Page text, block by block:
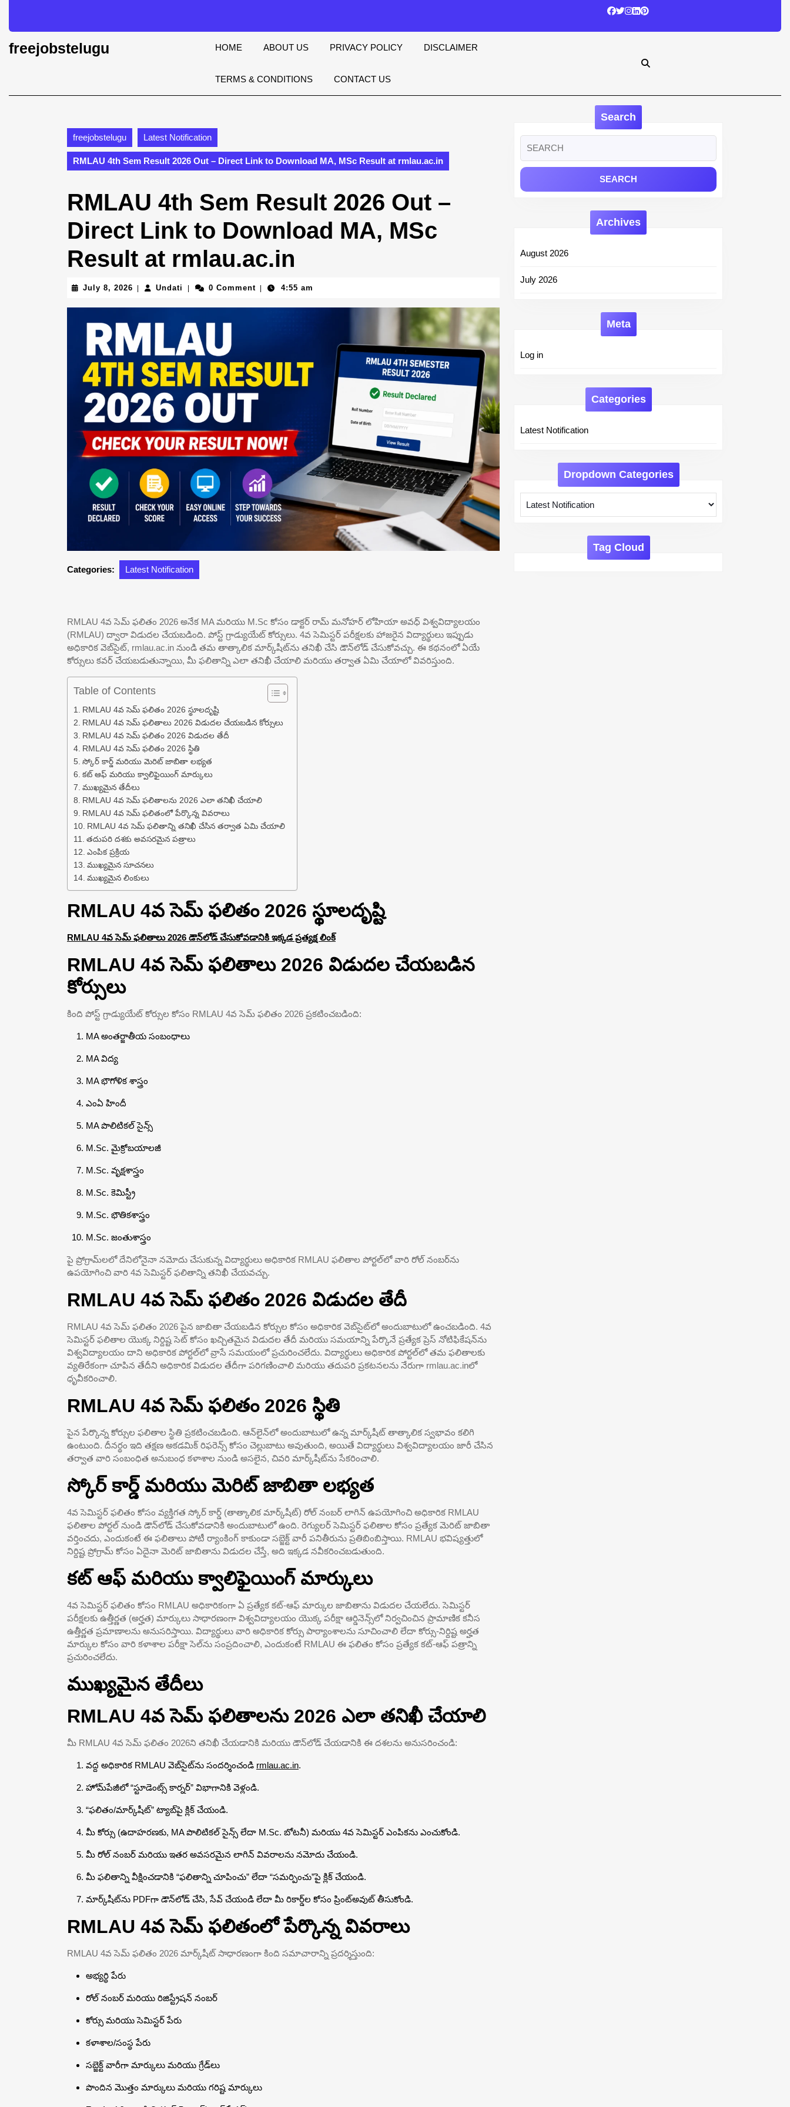
content
Skip
to
freejobstelugu HOME ABOUT US PRIVACY POLICY DISCLAIMER
TERMS & CONDITIONS CONTACT US
freejobstelugu Latest Notification
RMLAU 4th Sem Result 2026 Out – Direct Link to Download MA, MSc Result at rmlau.ac.in
RMLAU 4th Sem Result 2026 Out –
Direct Link to Download MA, MSc
Result at rmlau.ac.in
July 8, 2026 July
2026
Undati Undati0 Comment 4:55 am
Categories: Latest Notification
RMLAU 4వ సెమ్ ఫలితం 2026 అనేక MA మరియు M.Sc కోసం డాక్టర్ రామ్ మనోహర్ లోహియా అవధ్ విశ్వవిద్యాలయం
(RMLAU) ద్వారా విడుదల చేయబడింది. పోస్ట్ గ్రాడ్యుయేట్ కోర్సులు. 4వ సెమిస్టర్ పరీక్షలకు హాజరైన విద్యార్థులు ఇప్పుడు
అధికారిక వెబ్‌సైట్, rmlau.ac.in నుండి తమ తాత్కాలిక మార్క్‌షీట్‌ను తనిఖీ చేసి డౌన్‌లోడ్ చేసుకోవచ్చు. ఈ కథనంలో ఏయే
కోర్సులు కవర్ చేయబడుతున్నాయి, మీ ఫలితాన్ని ఎలా తనిఖీ చేయాలి మరియు తర్వాత ఏమి చేయాలో వివరిస్తుంది.
Table of Contents
RMLAU 4వ సెమ్ ఫలితం 2026 స్థూలదృష్టి
RMLAU 4వ సెమ్ ఫలితాలు 2026 విడుదల చేయబడిన కోర్సులు
RMLAU 4వ సెమ్ ఫలితం 2026 విడుదల తేదీ
RMLAU 4వ సెమ్ ఫలితం 2026 స్థితి
స్కోర్ కార్డ్ మరియు మెరిట్ జాబితా లభ్యత
కట్ ఆఫ్ మరియు క్వాలిఫైయింగ్ మార్కులు
ముఖ్యమైన తేదీలు
RMLAU 4వ సెమ్ ఫలితాలను 2026 ఎలా తనిఖీ చేయాలి
RMLAU 4వ సెమ్ ఫలితంలో పేర్కొన్న వివరాలు
RMLAU 4వ సెమ్ ఫలితాన్ని తనిఖీ చేసిన తర్వాత ఏమి చేయాలి
తదుపరి దశకు అవసరమైన పత్రాలు
ఎంపిక ప్రక్రియ
ముఖ్యమైన సూచనలు
ముఖ్యమైన లింకులు
RMLAU 4వ సెమ్ ఫలితం 2026 స్థూలదృష్టి
RMLAU 4వ సెమ్ ఫలితాలు 2026 డౌన్‌లోడ్ చేసుకోవడానికి ఇక్కడ ప్రత్యక్ష లింక్
RMLAU 4వ సెమ్ ఫలితాలు 2026 విడుదల చేయబడిన
కోర్సులు
కింది పోస్ట్ గ్రాడ్యుయేట్ కోర్సుల కోసం RMLAU 4వ సెమ్ ఫలితం 2026 ప్రకటించబడింది:
MA అంతర్జాతీయ సంబంధాలు
MA విద్య
MA భౌగోళిక శాస్త్రం
ఎంఏ హిందీ
MA పొలిటికల్ సైన్స్
M.Sc. మైక్రోబయాలజీ
M.Sc. వృక్షశాస్త్రం
M.Sc. కెమిస్ట్రీ
M.Sc. భౌతికశాస్త్రం
M.Sc. జంతుశాస్త్రం
పై ప్రోగ్రామ్‌లలో దేనిలోనైనా నమోదు చేసుకున్న విద్యార్థులు అధికారిక RMLAU ఫలితాల పోర్టల్‌లో వారి రోల్ నంబర్‌ను
ఉపయోగించి వారి 4వ సెమిస్టర్ ఫలితాన్ని తనిఖీ చేయవచ్చు.
RMLAU 4వ సెమ్ ఫలితం 2026 విడుదల తేదీ
RMLAU 4వ సెమ్ ఫలితం 2026 పైన జాబితా చేయబడిన కోర్సుల కోసం అధికారిక వెబ్‌సైట్‌లో అందుబాటులో ఉంచబడింది. 4వ
సెమిస్టర్ ఫలితాల యొక్క నిర్దిష్ట సెట్ కోసం ఖచ్చితమైన విడుదల తేదీ మరియు సమయాన్ని పేర్కొనే ప్రత్యేక ప్రెస్ నోటిఫికేషన్‌ను
విశ్వవిద్యాలయం దాని అధికారిక పోర్టల్‌లో వ్రాసే సమయంలో ప్రచురించలేదు. విద్యార్థులు అధికారిక పోర్టల్‌లో తమ ఫలితాలకు
వ్యతిరేకంగా చూపిన తేదీని అధికారిక విడుదల తేదీగా పరిగణించాలి మరియు తదుపరి ప్రకటనలను నేరుగా rmlau.ac.inలో
ధృవీకరించాలి.
RMLAU 4వ సెమ్ ఫలితం 2026 స్థితి
పైన పేర్కొన్న కోర్సుల ఫలితాల స్థితి ప్రకటించబడింది. ఆన్‌లైన్‌లో అందుబాటులో ఉన్న మార్క్‌షీట్ తాత్కాలిక స్వభావం కలిగి
ఉంటుంది. దీనర్థం ఇది తక్షణ అకడమిక్ రిఫరెన్స్ కోసం చెల్లుబాటు అవుతుంది, అయితే విద్యార్థులు విశ్వవిద్యాలయం జారీ చేసిన
తర్వాత వారి సంబంధిత అనుబంధ కళాశాల నుండి అసలైన, చివరి మార్క్‌షీట్‌ను సేకరించాలి.
స్కోర్ కార్డ్ మరియు మెరిట్ జాబితా లభ్యత
4వ సెమిస్టర్ ఫలితం కోసం వ్యక్తిగత స్కోర్ కార్డ్ (తాత్కాలిక మార్క్‌షీట్) రోల్ నంబర్ లాగిన్ ఉపయోగించి అధికారిక RMLAU
ఫలితాల పోర్టల్ నుండి డౌన్‌లోడ్ చేసుకోవడానికి అందుబాటులో ఉంది. రెగ్యులర్ సెమిస్టర్ ఫలితాల కోసం ప్రత్యేక మెరిట్ జాబితా
వర్తించదు, ఎందుకంటే ఈ ఫలితాలు పోటీ ర్యాంకింగ్ కాకుండా సబ్జెక్ట్ వారీ పనితీరును ప్రతిబింబిస్తాయి. RMLAU భవిష్యత్తులో
నిర్దిష్ట ప్రోగ్రామ్ కోసం ఏదైనా మెరిట్ జాబితాను విడుదల చేస్తే, అది ఇక్కడ నవీకరించబడుతుంది.
కట్ ఆఫ్ మరియు క్వాలిఫైయింగ్ మార్కులు
4వ సెమిస్టర్ ఫలితం కోసం RMLAU అధికారికంగా ఏ ప్రత్యేక కట్-ఆఫ్ మార్కుల జాబితాను విడుదల చేయలేదు. సెమిస్టర్
పరీక్షలకు ఉత్తీర్ణత (అర్హత) మార్కులు సాధారణంగా విశ్వవిద్యాలయం యొక్క పరీక్షా ఆర్డినెన్స్‌లో నిర్వచించిన ప్రామాణిక కనీస
ఉత్తీర్ణత ప్రమాణాలను అనుసరిస్తాయి. విద్యార్థులు వారి అధికారిక కోర్సు పాఠ్యాంశాలను సూచించాలి లేదా కోర్సు-నిర్దిష్ట అర్హత
మార్కుల కోసం వారి కళాశాల పరీక్షా సెల్‌ను సంప్రదించాలి, ఎందుకంటే RMLAU ఈ ఫలితం కోసం ప్రత్యేక కట్-ఆఫ్ పత్రాన్ని
ప్రచురించలేదు.
ముఖ్యమైన తేదీలు
RMLAU 4వ సెమ్ ఫలితాలను 2026 ఎలా తనిఖీ చేయాలి
మీ RMLAU 4వ సెమ్ ఫలితం 2026ని తనిఖీ చేయడానికి మరియు డౌన్‌లోడ్ చేయడానికి ఈ దశలను అనుసరించండి:
వద్ద అధికారిక RMLAU వెబ్‌సైట్‌ను సందర్శించండి rmlau.ac.in.
హోమ్‌పేజీలో “స్టూడెంట్స్ కార్నర్” విభాగానికి వెళ్లండి.
“ఫలితం/మార్క్‌షీట్” ట్యాబ్‌పై క్లిక్ చేయండి.
మీ కోర్సు (ఉదాహరణకు, MA పొలిటికల్ సైన్స్ లేదా M.Sc. బోటనీ) మరియు 4వ సెమిస్టర్ ఎంపికను ఎంచుకోండి.
మీ రోల్ నంబర్ మరియు ఇతర అవసరమైన లాగిన్ వివరాలను నమోదు చేయండి.
మీ ఫలితాన్ని వీక్షించడానికి “ఫలితాన్ని చూపించు” లేదా “సమర్పించు”పై క్లిక్ చేయండి.
మార్క్‌షీట్‌ను PDFగా డౌన్‌లోడ్ చేసి, సేవ్ చేయండి లేదా మీ రికార్డ్‌ల కోసం ప్రింట్‌అవుట్ తీసుకోండి.
RMLAU 4వ సెమ్ ఫలితంలో పేర్కొన్న వివరాలు
RMLAU 4వ సెమ్ ఫలితం 2026 మార్క్‌షీట్ సాధారణంగా కింది సమాచారాన్ని ప్రదర్శిస్తుంది:
అభ్యర్థి పేరు
రోల్ నంబర్ మరియు రిజిస్ట్రేషన్ నంబర్
కోర్సు మరియు సెమిస్టర్ పేరు
కళాశాల/సంస్థ పేరు
సబ్జెక్ట్ వారీగా మార్కులు మరియు గ్రేడ్‌లు
పొందిన మొత్తం మార్కులు మరియు గరిష్ట మార్కులు
Search
for:
Archives
August 2026
July 2026
Meta
Log in
Categories
Latest Notification
Dropdown Categories
Tag Cloud